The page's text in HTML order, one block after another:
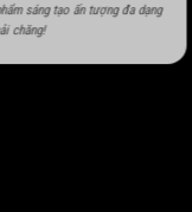
sáng tạo ấn tượng đa dạng
chăng!